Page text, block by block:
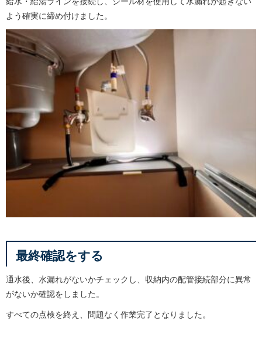
よう確実に締め付けました。
最終確認をする
通水後、水漏れがないかチェックし、収納内の配管接続部分に異常
がないか確認をしました。
すべての点検を終え、問題なく作業完了となりました。